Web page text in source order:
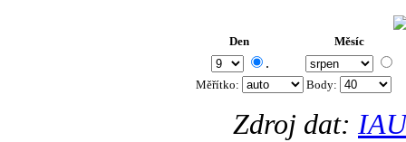
Den Měsíc
.
Měřítko: Body:
Zdroj dat: